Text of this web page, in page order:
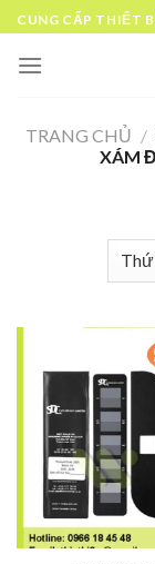
Skip
to
content
CUNG CẤP THIẾT
TRANG CHỦ /
XÁM